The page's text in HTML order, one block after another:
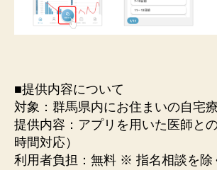
■提供内容について
対象：群⾺県内にお住まいの⾃宅
提供内容：アプリを⽤いた医師と
時間対応）
利⽤者負担：無料 ※ 指名相談を除